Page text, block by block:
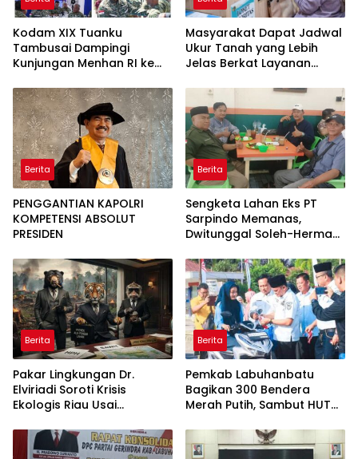
Kodam XIX Tuanku
Tambusai Dampingi
Kunjungan Menhan RI ke
Perkuat Pembangunan
Satuan
Masyarakat Dapat Jadwal
Ukur Tanah yang Lebih
Jelas Berkat Layanan
Berita
PENGGANTIAN KAPOLRI
KOMPETENSI ABSOLUT
PRESIDEN
Berita
Sengketa Lahan Eks PT
Sarpindo Memanas,
Dwitunggal Soleh-Herman
ke Pulau Rupat
Berita
Pakar Lingkungan Dr.
Elviriadi Soroti Krisis
Ekologis Riau Usai
Monyet, Harimau, dan
Beruang Terhadap Warga
Berita
Pemkab Labuhanbatu
Bagikan 300 Bendera
Merah Putih, Sambut HUT